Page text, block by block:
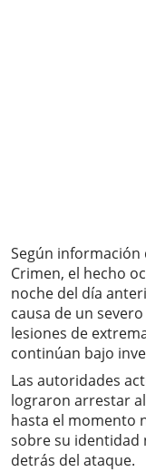
Según
Crimen, el hecho
noche del día
causa de un
lesiones de
continúan bajo
Las autoridades
lograron arrestar
hasta el momento
sobre su identidad
detrás del ataque.